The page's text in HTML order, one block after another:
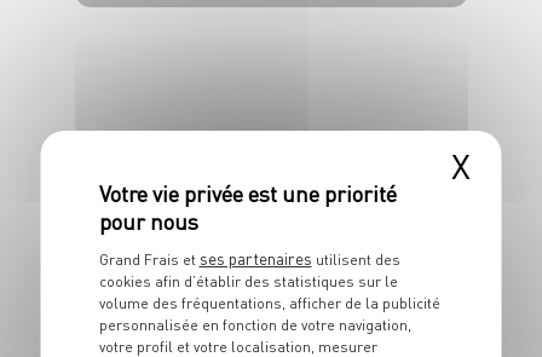
PLAT
Feuilleté au jambon
6 pers. 10 min 30 min
X
Grand Frais et ses partenaires utilisent des
cookies afin d’établir des statistiques sur le
volume des fréquentations, afficher de la publicité
personnalisée en fonction de votre navigation,
votre profil et votre localisation, mesurer